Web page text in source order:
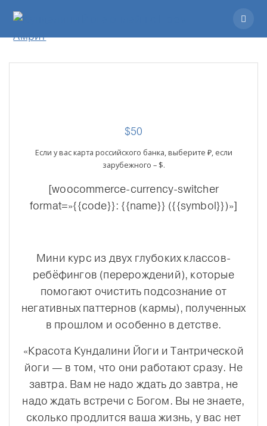
$50
Если у вас карта российского банка, выберите ₽, если
зарубежного – $.
[woocommerce-currency-switcher
format=»{{code}}: {{name}} ({{symbol}})»]
Мини курс из двух глубоких классов-
ребёфингов (перерождений), которые
помогают очистить подсознание от
негативных паттернов (кармы), полученных
в прошлом и особенно в детстве.
«Красота Кундалини Йоги и Тантрической
йоги — в том, что они работают сразу. Не
завтра. Вам не надо ждать до завтра, не
надо ждать встречи с Богом. Вы не знаете,
сколько продлится ваша жизнь, у вас нет